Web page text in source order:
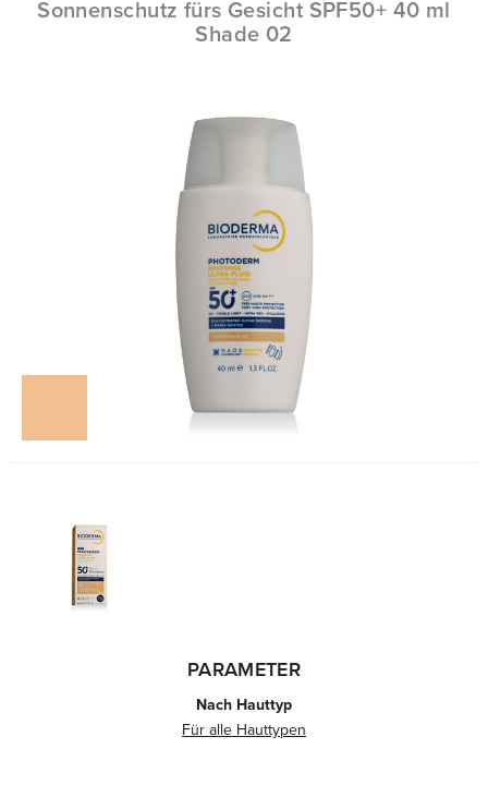
Sonnenschutz fürs Gesicht SPF50+ 40 ml
Shade 02
PARAMETER
Nach Hauttyp
Für alle Hauttypen